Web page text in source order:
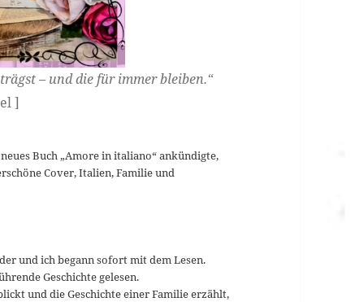
– und die für immer bleiben.“
]
Buch „Amore in italiano“ ankündigte,
Cover, Italien, Familie und
und ich begann sofort mit dem Lesen.
Geschichte gelesen.
und die Geschichte einer Familie erzählt,